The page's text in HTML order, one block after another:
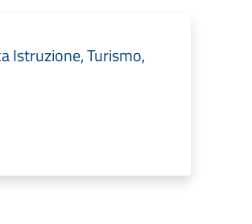
Istruzione, Turismo,